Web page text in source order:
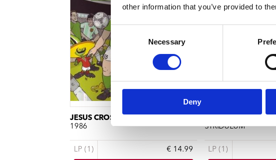
other information that you’ve provided to
Consent
Selection
Necessary
Deny
JESUS CROST
1986
LP (1) € 14.99
STRIDULUM
LP (1)